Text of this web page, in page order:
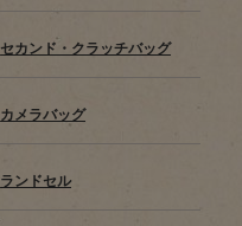
セカンド・クラッチバッグ
カメラバッグ
ランドセル